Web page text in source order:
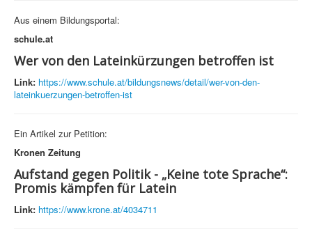
Aus einem Bildungsportal:
schule.at
Wer von den Lateinkürzungen betroffen ist
Link: https://www.schule.at/bildungsnews/detail/wer-von-den-
lateinkuerzungen-betroffen-ist
Ein Artikel zur Petition:
Kronen Zeitung
Aufstand gegen Politik - „Keine tote Sprache“:
Promis kämpfen für Latein
Link: https://www.krone.at/4034711